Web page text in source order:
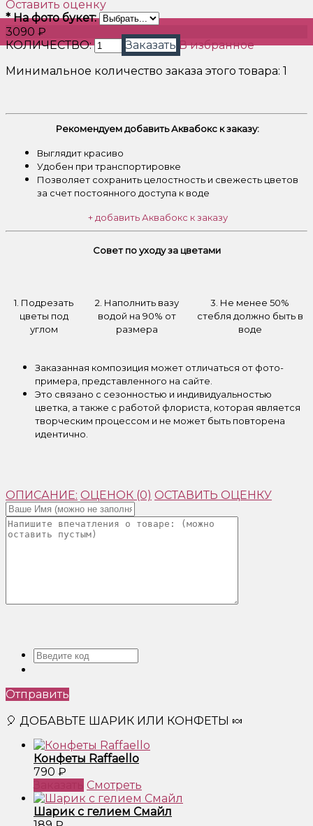
Оставить оценку
*На фото букет:
3090 ₽
КОЛИЧЕСТВО:
Заказать В избранное
Минимальное количество заказа этого товара: 1
Рекомендуем добавить Аквабокс к заказу:
Выглядит красиво
Удобен при транспортировке
Позволяет сохранить целостность и свежесть цветов
за счет постоянного доступа к воде
+ добавить Аквабокс к заказу
Совет по уходу за цветами
1. Подрезать
цветы под
углом
2. Наполнить вазу
водой на 90% от
размера
3. Не менее 50%
стебля должно быть в
воде
Заказанная композиция может отличаться от фото-
примера, представленного на сайте.
Это связано с сезонностью и индивидуальностью
цветка, а также с работой флориста, которая является
творческим процессом и не может быть повторена
идентично.
ОПИСАНИЕ: ОЦЕНОК (0) ОСТАВИТЬ ОЦЕНКУ
Отправить
🎈 ДОБАВЬТЕ ШАРИК ИЛИ КОНФЕТЫ 🍬
Конфеты Raffaello
790 ₽
Смотреть
Шарик с гелием Смайл